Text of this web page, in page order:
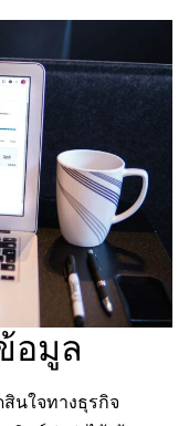
อมูล
นใจทางธุรกิจ